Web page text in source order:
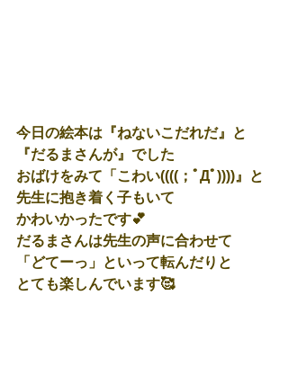
今日の絵本は『ねないこだれだ』と
『だるまさんが』でした
おばけをみて「こわい((((；ﾟДﾟ))))』と
先生に抱き着く子もいて
かわいかったです💕
だるまさんは先生の声に合わせて
「どてーっ」といって転んだりと
とても楽しんでいます🥰